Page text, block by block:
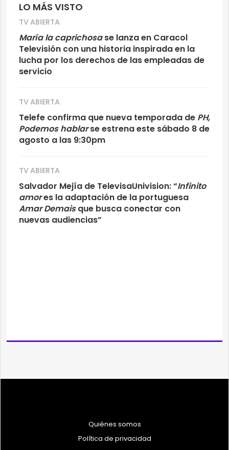
LO MÁS VISTO
TV ABIERTA
María la caprichosase lanza en Caracol
Televisión con una historia inspirada en la
lucha por los derechos de las empleadas de
servicio
TV ABIERTA
Telefe confirma que nueva temporada de PH,
Podemos hablarse estrena este sábado 8 de
agosto a las 9:30pm
TV ABIERTA
Salvador Mejía de TelevisaUnivision: “Infinito
amores la adaptación de la portuguesa
Amar Demaisque busca conectar con
nuevas audiencias”
Quiénes somos
Política de privacidad